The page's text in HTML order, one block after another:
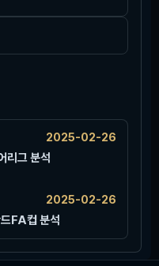
2025-02-26
리그 분석
2025-02-26
FA컵 분석